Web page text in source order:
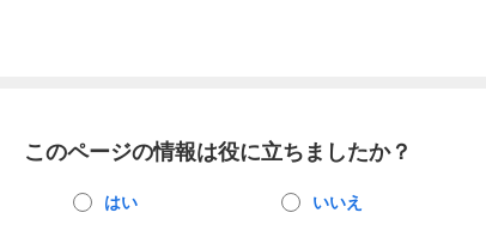
このページの情報は役に立ちましたか？
はい いいえ